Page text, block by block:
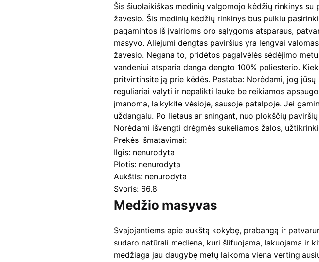
Šis šiuolaikiškas medinių valgomojo kėdžių rinkinys
žavesio. Šis medinių kėdžių rinkinys bus puikiu
pagamintos iš įvairioms oro sąlygoms atsparaus,
masyvo. Aliejumi dengtas paviršius yra lengvai
žavesio. Negana to, pridėtos pagalvėlės sėdėjimo
vandeniui atsparia danga dengto 100% poliesterio.
pritvirtinsite ją prie kėdės. Pastaba: Norėdami, jog
reguliariai valyti ir nepalikti lauke be reikiamos
įmanoma, laikykite vėsioje, sausoje patalpoje. Jei
uždangalu. Po lietaus ar sningant, nuo plokščių
Norėdami išvengti drėgmės sukeliamos žalos,
Prekės išmatavimai:
Ilgis: nenurodyta
Plotis: nenurodyta
Aukštis: nenurodyta
Svoris: 66.8
Medžio masyvas
Svajojantiems apie aukštą kokybę, prabangą ir
sudaro natūrali mediena, kuri šlifuojama, lakuojama ir
medžiaga jau daugybę metų laikoma viena